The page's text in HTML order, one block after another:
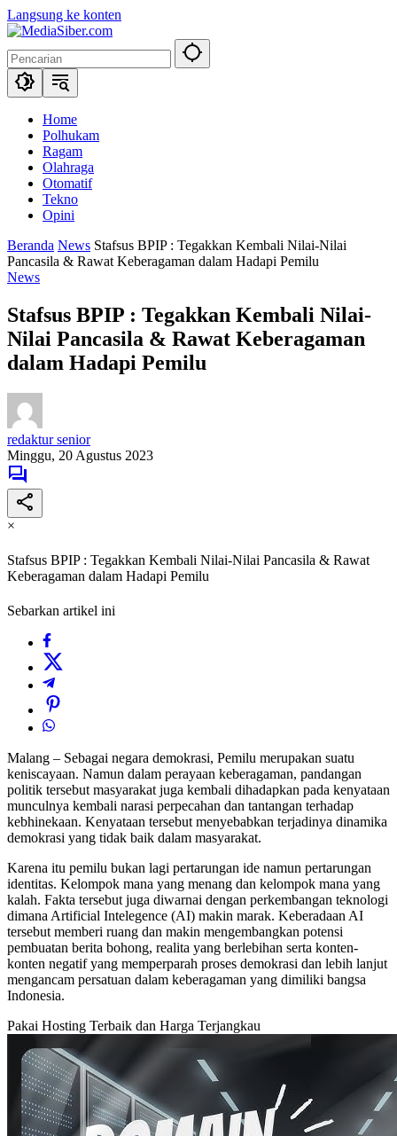
Langsung ke konten
Home
Polhukam
Ragam
Olahraga
Otomatif
Tekno
Opini
Beranda News Stafsus BPIP : Tegakkan Kembali Nilai-Nilai
Pancasila & Rawat Keberagaman dalam Hadapi Pemilu
News
Stafsus BPIP : Tegakkan Kembali Nilai-
Nilai Pancasila & Rawat Keberagaman
dalam Hadapi Pemilu
redaktur senior
Minggu, 20 Agustus 2023
×
Stafsus BPIP : Tegakkan Kembali Nilai-Nilai Pancasila & Rawat
Keberagaman dalam Hadapi Pemilu
Sebarkan artikel ini
Malang – Sebagai negara demokrasi, Pemilu merupakan suatu
keniscayaan. Namun dalam perayaan keberagaman, pandangan
politik tersebut masyarakat juga kembali dihadapkan pada kenyataan
munculnya kembali narasi perpecahan dan tantangan terhadap
kebhinekaan. Kenyataan tersebut menyebabkan terjadinya dinamika
demokrasi yang tidak baik dalam masyarakat.
Karena itu pemilu bukan lagi pertarungan ide namun pertarungan
identitas. Kelompok mana yang menang dan kelompok mana yang
kalah. Fakta tersebut juga diwarnai dengan perkembangan teknologi
dimana Artificial Intelegence (AI) makin marak. Keberadaan AI
tersebut memberi ruang dan makin mengembangkan potensi
pembuatan berita bohong, realita yang berlebihan serta konten-
konten negatif yang memperparah proses demokrasi dan lebih lanjut
mengancam persatuan dalam keberagaman yang dimiliki bangsa
Indonesia.
Pakai Hosting Terbaik dan Harga Terjangkau